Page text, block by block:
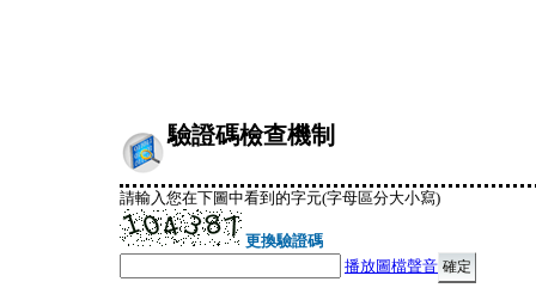
驗證碼檢查機制
請輸入您在下圖中看到的字元(字母區分大小寫)
更換驗證碼
播放圖檔聲音